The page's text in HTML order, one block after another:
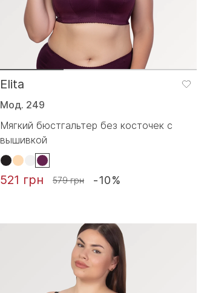
Elita
Мод. 249
Мягкий бюстгальтер без косточек с
вышивкой
521 грн 579 грн -10%